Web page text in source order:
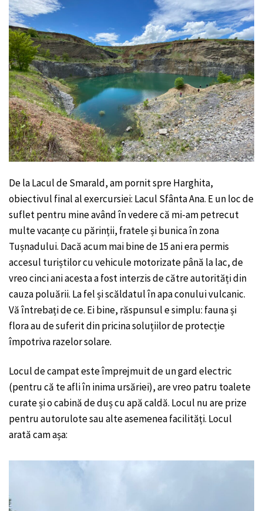
De la Lacul de Smarald, am pornit spre Harghita,
obiectivul final al exercursiei: Lacul Sfânta Ana. E un loc de
suflet pentru mine având în vedere că mi-am petrecut
multe vacanțe cu părinții, fratele și bunica în zona
Tușnadului. Dacă acum mai bine de 15 ani era permis
accesul turiștilor cu vehicule motorizate până la lac, de
vreo cinci ani acesta a fost interzis de către autorități din
cauza poluării. La fel și scăldatul în apa conului vulcanic.
Vă întrebați de ce. Ei bine, răspunsul e simplu: fauna și
flora au de suferit din pricina soluțiilor de protecție
împotriva razelor solare.
Locul de campat este împrejmuit de un gard electric
(pentru că te afli în inima ursăriei), are vreo patru toalete
curate și o cabină de duș cu apă caldă. Locul nu are prize
pentru autorulote sau alte asemenea facilități. Locul
arată cam așa: